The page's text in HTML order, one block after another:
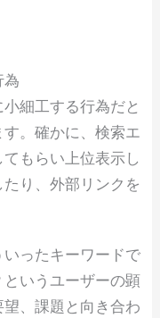
為
細工する行為だと
。確かに、検索エ
もらい上位表示し
り、外部リンクを
ったキーワードで
いうユーザーの顕
、課題と向き合わ